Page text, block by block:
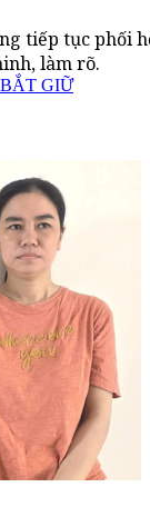
tiếp tục phối
làm rõ.
BẮT GIỮ